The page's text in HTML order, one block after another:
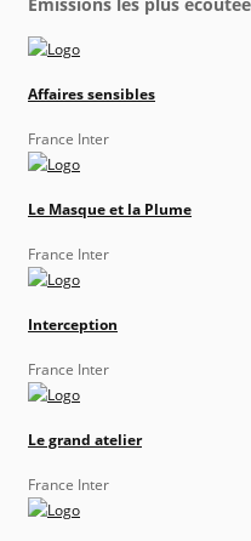
Affaires sensibles
France Inter
Le Masque et la Plume
France Inter
Interception
France Inter
Le grand atelier
France Inter